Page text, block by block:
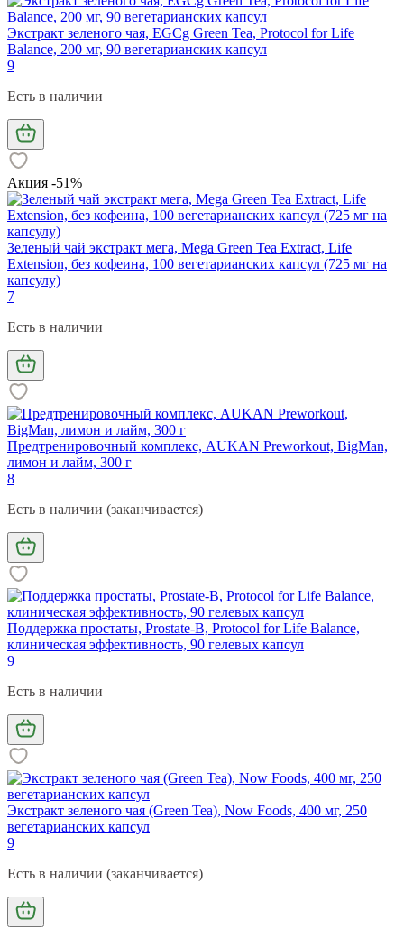
Экстракт зеленого чая, EGCg Green Tea, Protocol for Life
Balance, 200 мг, 90 вегетарианских капсул
9
Есть в наличии
Акция -51%
Зеленый чай экстракт мега, Mega Green Tea Extract, Life
Extension, без кофеина, 100 вегетарианских капсул (725 мг на
капсулу)
7
Есть в наличии
Предтренировочный комплекс, AUKAN Preworkout, BigMan,
лимон и лайм, 300 г
8
Есть в наличии (заканчивается)
Поддержка простаты, Prostate-B, Protocol for Life Balance,
клиническая эффективность, 90 гелевых капсул
9
Есть в наличии
Экстракт зеленого чая (Green Tea), Now Foods, 400 мг, 250
вегетарианских капсул
9
Есть в наличии (заканчивается)